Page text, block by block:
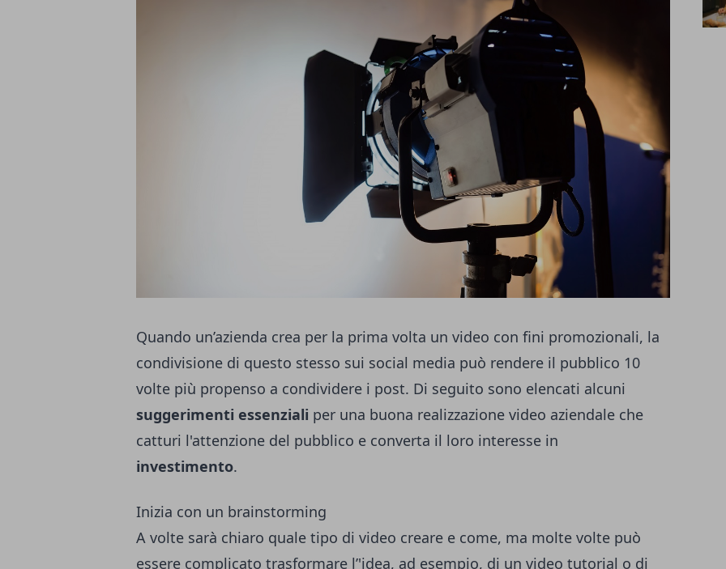
Quando un’azienda crea per la prima volta un video con fini promozionali, la
condivisione di questo stesso sui social media può rendere il pubblico 10
volte più propenso a condividere i post. Di seguito sono elencati alcuni
suggerimenti essenziali per una buona realizzazione video aziendale che
catturi l'attenzione del pubblico e converta il loro interesse in
investimento.
Inizia con un brainstorming
A volte sarà chiaro quale tipo di video creare e come, ma molte volte può
essere complicato trasformare l’'idea, ad esempio, di un video tutorial o di